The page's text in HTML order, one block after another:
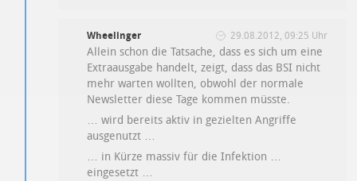
Wheelinger 29.08.2012, 09:25 Uhr
Allein schon die Tatsache, dass es sich um eine
Extraausgabe handelt, zeigt, dass das BSI nicht
mehr warten wollten, obwohl der normale
Newsletter diese Tage kommen müsste.
… wird bereits aktiv in gezielten Angriffe
ausgenutzt …
… in Kürze massiv für die Infektion …
eingesetzt …